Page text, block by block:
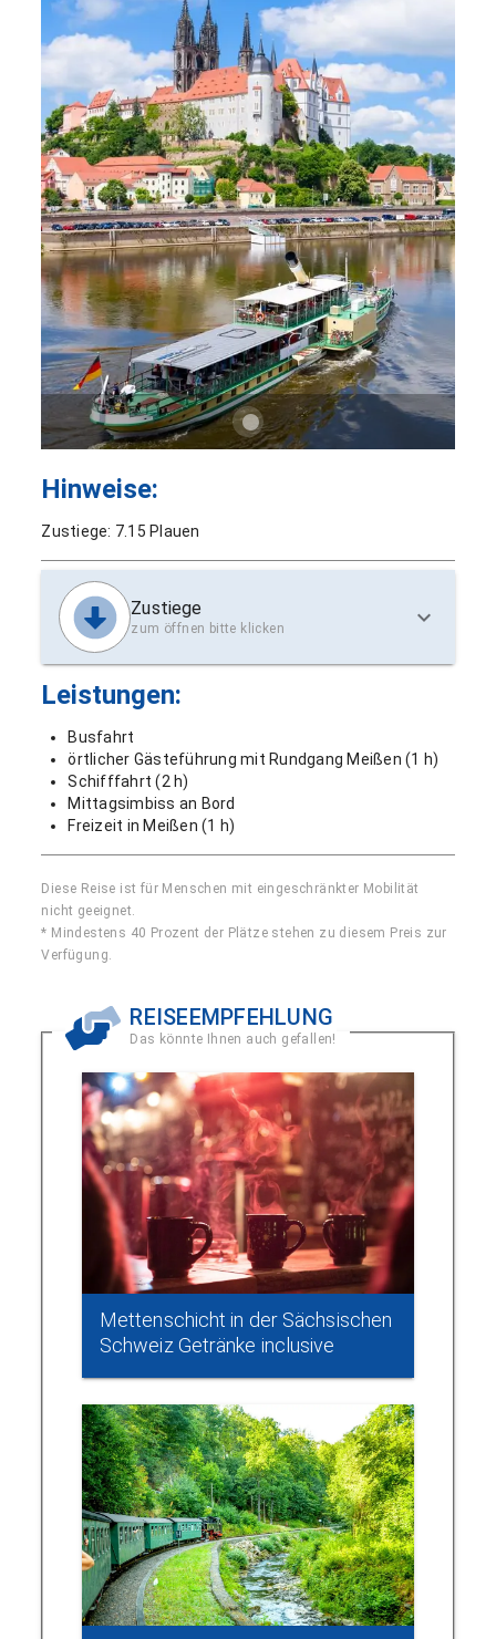
Hinweise:
Zustiege: 7.15 Plauen
Zustiege
zum öffnen bitte klicken
Leistungen:
Busfahrt
örtlicher Gästeführung mit Rundgang Meißen (1 h)
Schifffahrt (2 h)
Mittagsimbiss an Bord
Freizeit in Meißen (1 h)
Diese Reise ist für Menschen mit eingeschränkter Mobilität
nicht geeignet.
* Mindestens 40 Prozent der Plätze stehen zu diesem Preis zur
Verfügung.
REISEEMPFEHLUNG
Das könnte Ihnen auch gefallen!
Mettenschicht in der Sächsischen
Schweiz Getränke inclusive